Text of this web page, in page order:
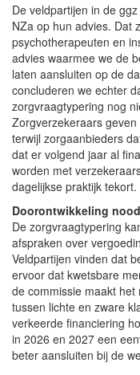
De veldpartijen in de
NZa op hun advies. Dat
psychotherapeuten en
advies waarmee we de
laten aansluiten op de
concluderen we echter
zorgvraagtypering nog
Zorgverzekeraars
terwijl zorgaanbieders
dat er volgend jaar al
worden met
dagelijkse praktijk tekort.
Doorontwikkeling
De zorgvraagtypering
afspraken over
Veldpartijen vinden dat
ervoor dat kwetsbare
de commissie maakt
tussen lichte en zware
verkeerde financiering
in 2026 en 2027 een
beter aansluiten bij de